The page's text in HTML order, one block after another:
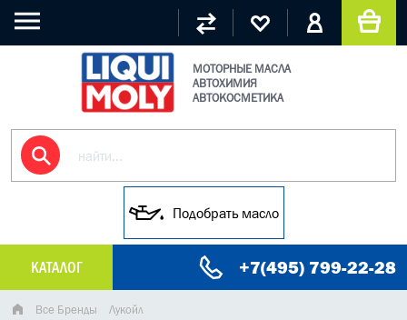
МОТОРНЫЕ МАСЛА
АВТОХИМИЯ
АВТОКОСМЕТИКА
Подобрать масло
КАТАЛОГ +7(495) 799-22-28
МАСЛО МОТОРНОЕ
Все Бренды
Лукойл